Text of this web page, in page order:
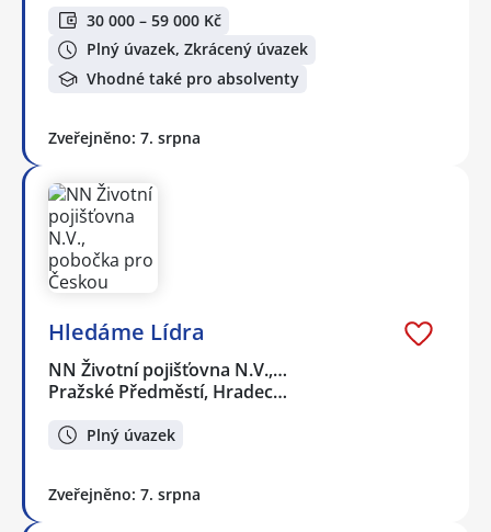
30 000 – 59 000 Kč
Plný úvazek, Zkrácený úvazek
Vhodné také pro absolventy
Zveřejněno: 7. srpna
Hledáme Lídra
NN Životní pojišťovna N.V.,…
Pražské Předměstí, Hradec…
Plný úvazek
Zveřejněno: 7. srpna